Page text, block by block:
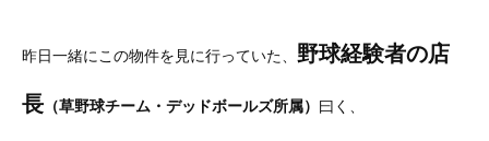
昨日一緒にこの物件を見に行っていた、 野球経験者の店
長 （草野球チーム・デッドボールズ所属） 曰く、